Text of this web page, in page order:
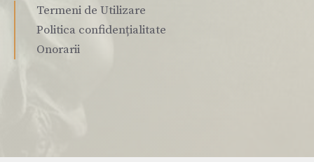
Termeni de Utilizare
Politica confidențialitate
Onorarii